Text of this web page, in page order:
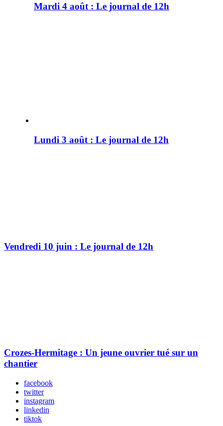
Mardi 4 août : Le journal de 12h
Lundi 3 août : Le journal de 12h
Vendredi 10 juin : Le journal de 12h
Crozes-Hermitage : Un jeune ouvrier tué sur un
chantier
facebook
twitter
instagram
linkedin
tiktok